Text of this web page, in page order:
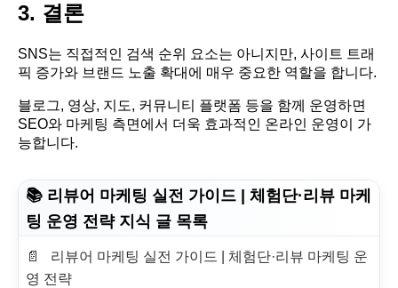
3. 결론
SNS는 직접적인 검색 순위 요소는 아니지만, 사이트 트래
픽 증가와 브랜드 노출 확대에 매우 중요한 역할을 합니다.
블로그, 영상, 지도, 커뮤니티 플랫폼 등을 함께 운영하면
SEO와 마케팅 측면에서 더욱 효과적인 온라인 운영이 가
능합니다.
📚 리뷰어 마케팅 실전 가이드 | 체험단·리뷰 마케
팅 운영 전략 지식 글 목록
리뷰어 마케팅 실전 가이드 | 체험단·리뷰 마케팅 운
영 전략